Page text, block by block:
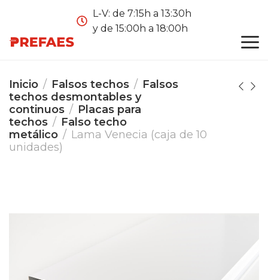
L-V: de 7:15h a 13:30h
y de 15:00h a 18:00h
Inicio Falsos techos
Falsos
techos desmontables y
continuos
Placas para
techos
Falso techo
metálico
Lama Venecia (caja de 10
unidades)